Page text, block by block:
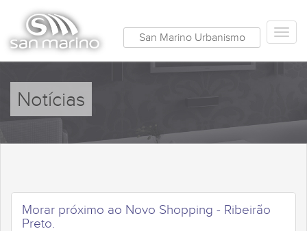
San Marino Urbanismo
Notícias
Morar próximo ao Novo Shopping - Ribeirão
Preto.